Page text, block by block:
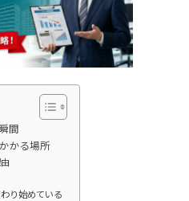
間
かる場所
り始めている